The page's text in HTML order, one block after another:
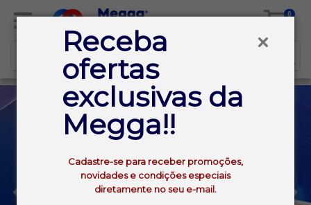
Receba
ofertas
exclusivas da
Megga!!
Cadastre-se para receber promoções,
novidades e condições especiais
diretamente no seu e-mail.
0